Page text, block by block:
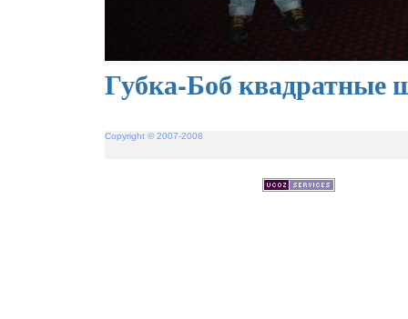
Губка-Боб квадратные
Copyright © 2007-2008